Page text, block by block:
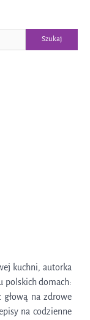
Szukaj
kuchni, autorka
polskich domach:
na zdrowe
na codzienne